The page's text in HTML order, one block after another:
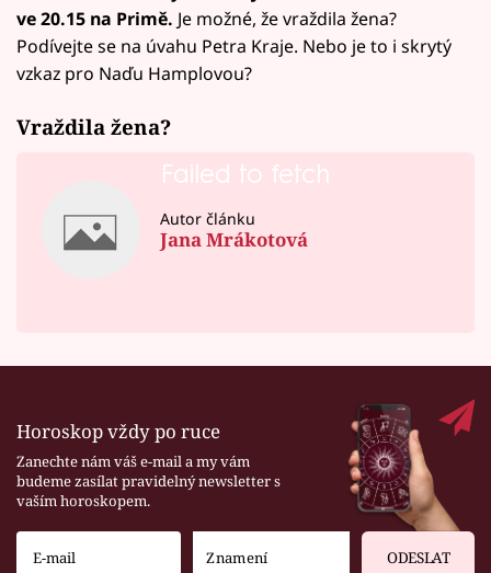
ve 20.15 na Primě. Je možné, že vraždila žena?
Podívejte se na úvahu Petra Kraje. Nebo je to i skrytý
vzkaz pro Naďu Hamplovou?
Vraždila žena?
Failed to fetch
Autor článku
Jana Mrákotová
Horoskop vždy po ruce
Zanechte nám váš e-mail a my vám
budeme zasílat pravidelný newsletter s
vaším horoskopem.
ODESLAT